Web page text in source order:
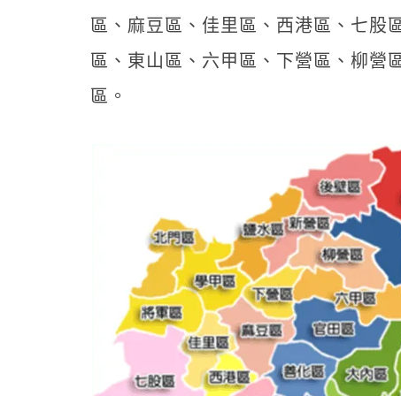
區、麻豆區、佳里區、西港區、七股
區、東山區、六甲區、下營區、柳營
區。